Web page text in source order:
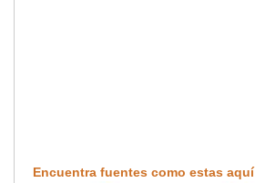
Encuentra fuentes como estas aquí